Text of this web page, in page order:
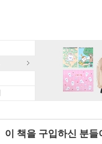
이 책을 구입하신 분